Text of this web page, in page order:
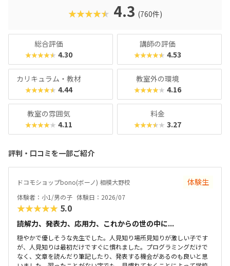
★★★★★ 4.3 (760件)
総合評価
★★★★★ 4.30
講師の評価
★★★★★ 4.53
カリキュラム・教材
★★★★★ 4.44
教室外の環境
★★★★★ 4.16
教室の雰囲気
★★★★★ 4.11
料金
★★★★★ 3.27
評判・口コミを一部ご紹介
ドコモショップbono(ボーノ) 相模大野校 体験生
体験者：小1/男の子 体験日：2026/07
★★★★★ 5.0
読解力、発表力、応用力、これからの世の中に...
穏やかで優しそうな先生でした。人見知り場所見知りが激しい子です
が、人見知りは最初だけですぐに慣れました。プログラミングだけで
なく、文章を読んだり筆記したり、発表する機会があるのも良いと思